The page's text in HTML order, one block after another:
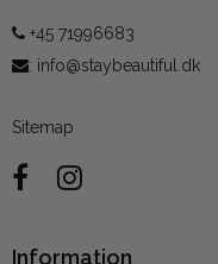
+45 71996683
: info@staybeautiful.dk
Sitemap
Information